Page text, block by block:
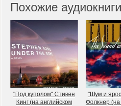
Похожие
"Под куполом" Стивен
Кинг (на английском
"Шум и
Фолкнер (на